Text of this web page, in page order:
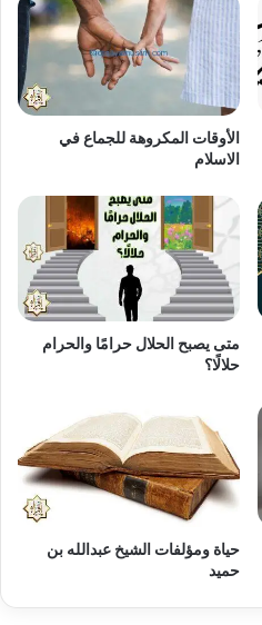
الأوقات المكروهة للجماع في
الاسلام
متى يصبح الحلال حرامًا والحرام
حلالًا؟
حياة ومؤلفات الشيخ عبدالله بن
حميد